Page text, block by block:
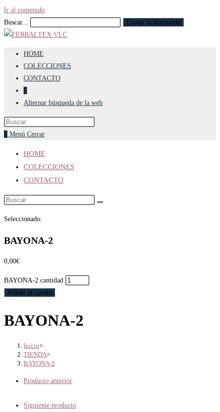
Ir al contenido
Buscar...
Enviar la búsqueda
HOME
COLECCIONES
CONTACTO
Alternar búsqueda de la web
Menú Cerrar
HOME
COLECCIONES
CONTACTO
Seleccionado:
BAYONA-2
0,00€
BAYONA-2 cantidad
Añadir al carrito
BAYONA-2
Inicio>
TIENDA>
BAYONA-2
Producto anterior
Siguiente producto